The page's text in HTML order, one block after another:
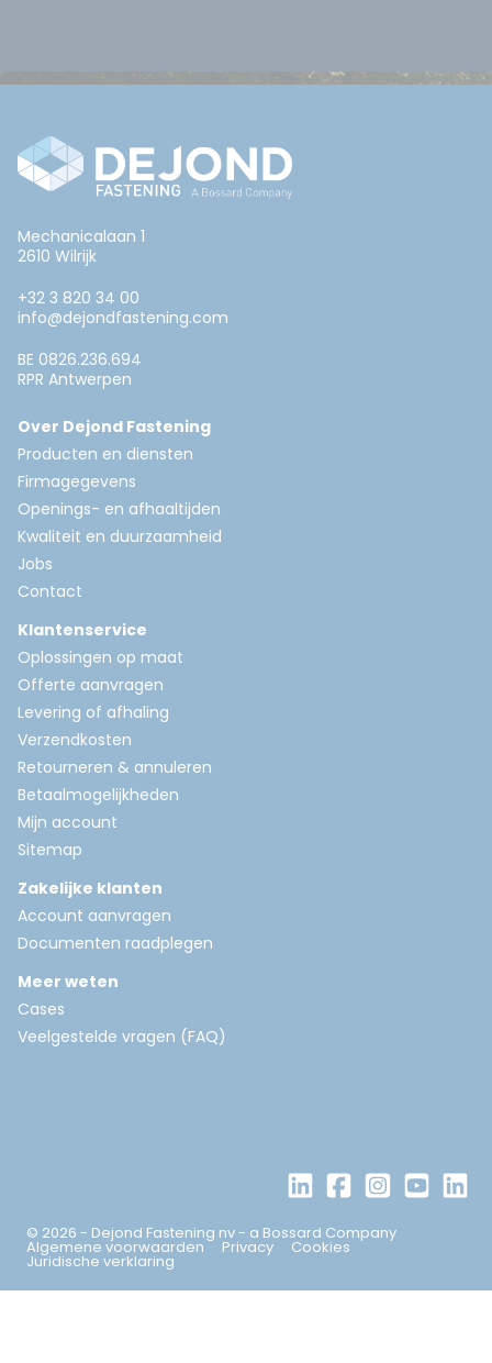
Mechanicalaan 1
2610 Wilrijk
+32 3 820 34 00
info@dejondfastening.com
BE 0826.236.694
RPR Antwerpen
Over Dejond Fastening
Producten en diensten
Firmagegevens
Openings- en afhaaltijden
Kwaliteit en duurzaamheid
Jobs
Contact
Klantenservice
Oplossingen op maat
Offerte aanvragen
Levering of afhaling
Verzendkosten
Retourneren & annuleren
Betaalmogelijkheden
Mijn account
Sitemap
Zakelijke klanten
Account aanvragen
Documenten raadplegen
Meer weten
Cases
Veelgestelde vragen (FAQ)
© 2026 - Dejond Fastening nv - a Bossard Company
Algemene voorwaarden Privacy Cookies
Juridische verklaring